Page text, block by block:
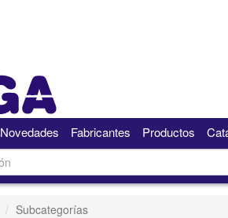
Novedades Fabricantes Productos
Subcategorías